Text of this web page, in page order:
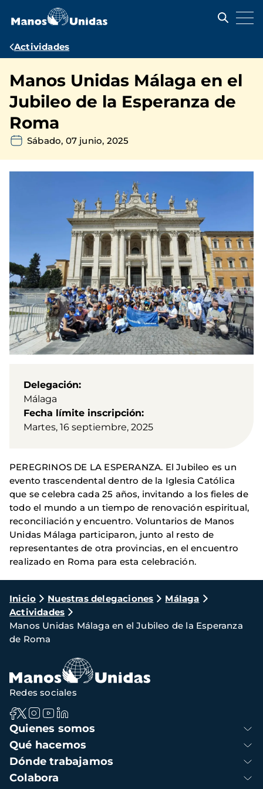
contenido
Ruta
navegación
Actividades
Manos Unidas Málaga en el
Jubileo de la Esperanza de
Roma
Sábado, 07 junio, 2025
Delegación
Málaga
Fecha límite inscripción
Martes, 16 septiembre, 2025
PEREGRINOS DE LA ESPERANZA. El Jubileo es un
evento trascendental dentro de la Iglesia Católica
que se celebra cada 25 años, invitando a los fieles de
todo el mundo a un tiempo de renovación espiritual,
reconciliación y encuentro. Voluntarios de Manos
Unidas Málaga participaron, junto al resto de
representantes de otra provincias, en el encuentro
realizado en Roma para esta celebración.
Ruta
de
navegación
Inicio Nuestras delegaciones
Málaga
Actividades
Manos Unidas Málaga en el Jubileo de la Esperanza
de Roma
Navegación
principal
Quienes somos
Qué hacemos
Dónde trabajamos
Colabora
Redes sociales